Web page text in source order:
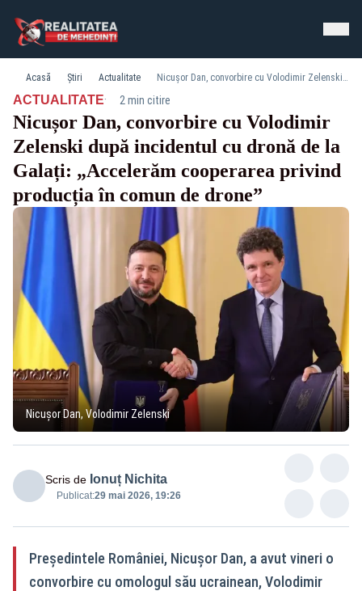
Acasă Știri Actualitate Nicușor Dan, convorbire cu Volodimir Zelenski după incidentul cu dronă de la Galați: „Accelerăm cooperarea privind producția în comun de drone”
ACTUALITATE· 2 min citire
Nicușor Dan, convorbire cu Volodimir
Zelenski după incidentul cu dronă de la
Galați: „Accelerăm cooperarea privind
producția în comun de drone”
Nicușor Dan, Volodimir Zelenski
Scris de Ionuț Nichita
Publicat:29 mai 2026, 19:26
Președintele României, Nicușor Dan, a avut vineri o
convorbire cu omologul său ucrainean, Volodimir